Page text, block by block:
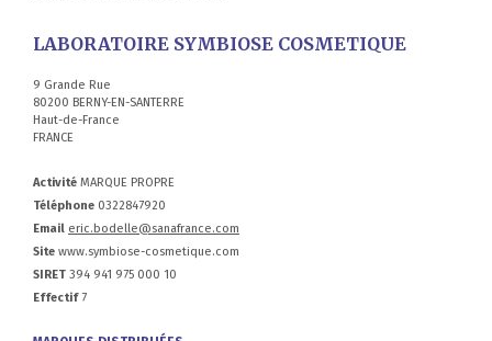
LABORATOIRE SYMBIOSE COSMETIQUE
9 Grande Rue
80200 BERNY-EN-SANTERRE
Haut-de-France
FRANCE
Activité MARQUE PROPRE
Téléphone 0322847920
Email eric.bodelle@sanafrance.com
Site www.symbiose-cosmetique.com
SIRET 394 941 975 000 10
Effectif7